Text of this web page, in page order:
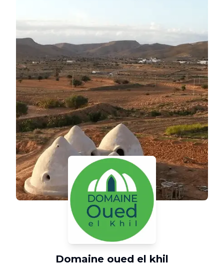
Domaine oued el khil